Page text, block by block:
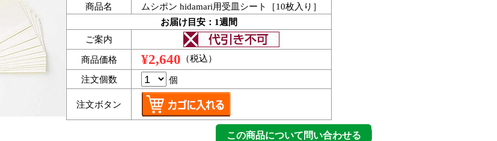
商品名
ムシポン hidamari用受皿シート［10枚入り］
お届け目安：1週間
ご案内
商品価格
¥2,640 （税込）
注文個数 個
注文ボタン
この商品について問い合わせる